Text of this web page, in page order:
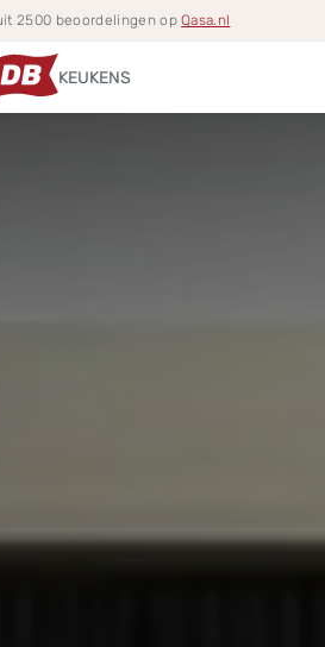
2500 beoordelingen opQasa.nl
KEUKENS